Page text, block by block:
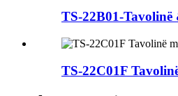
TS-22B01-
TS-22C01F